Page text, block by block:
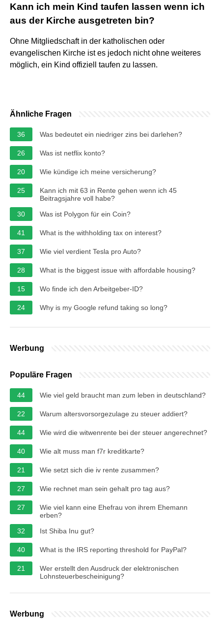
Kann ich mein Kind taufen lassen wenn ich
aus der Kirche ausgetreten bin?
Ohne Mitgliedschaft in der katholischen oder
evangelischen Kirche ist es jedoch nicht ohne weiteres
möglich, ein Kind offiziell taufen zu lassen.
Ähnliche Fragen
36 Was bedeutet ein niedriger zins bei darlehen?
26 Was ist netflix konto?
20 Wie kündige ich meine versicherung?
25
Kann ich mit 63 in Rente gehen wenn ich 45
Beitragsjahre voll habe?
30
Was ist Polygon für ein Coin?
41 What is the withholding tax on interest?
37 Wie viel verdient Tesla pro Auto?
28 What is the biggest issue with affordable housing?
15 Wo finde ich den Arbeitgeber-ID?
24 Why is my Google refund taking so long?
Werbung
Populäre Fragen
44 Wie viel geld braucht man zum leben in deutschland?
22 Warum altersvorsorgezulage zu steuer addiert?
44 Wie wird die witwenrente bei der steuer angerechnet?
40 Wie alt muss man f7r kreditkarte?
21 Wie setzt sich die iv rente zusammen?
27 Wie rechnet man sein gehalt pro tag aus?
27
Wie viel kann eine Ehefrau von ihrem Ehemann
erben?
32
Ist Shiba Inu gut?
40 What is the IRS reporting threshold for PayPal?
21
Wer erstellt den Ausdruck der elektronischen
Lohnsteuerbescheinigung?
Werbung